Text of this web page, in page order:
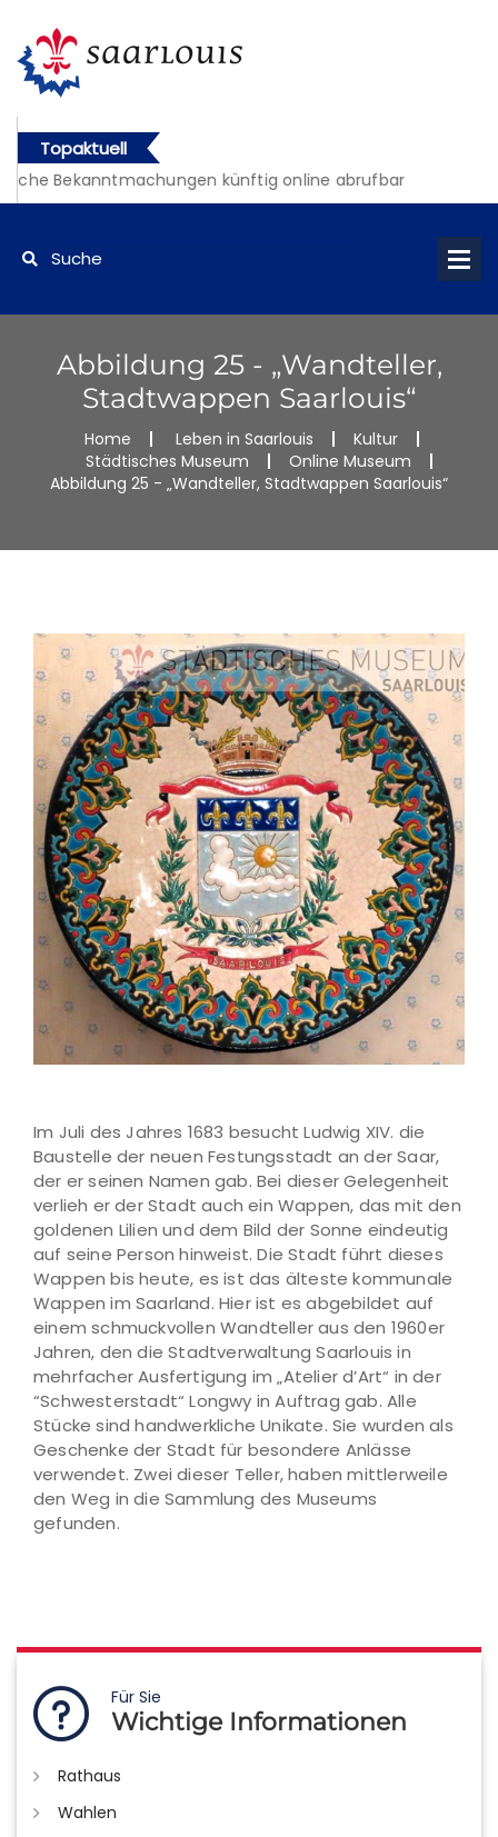
Topaktuell
Bekanntmachungen künftig online abrufbar
Abbildung 25 - „Wandteller,
Stadtwappen Saarlouis“
Home Leben in Saarlouis
Kultur
Städtisches Museum
Online Museum
Abbildung 25 - „Wandteller, Stadtwappen Saarlouis“
Im Juli des Jahres 1683 besucht Ludwig XIV. die
Baustelle der neuen Festungsstadt an der Saar,
der er seinen Namen gab. Bei dieser Gelegenheit
verlieh er der Stadt auch ein Wappen, das mit den
goldenen Lilien und dem Bild der Sonne eindeutig
auf seine Person hinweist. Die Stadt führt dieses
Wappen bis heute, es ist das älteste kommunale
Wappen im Saarland. Hier ist es abgebildet auf
einem schmuckvollen Wandteller aus den 1960er
Jahren, den die Stadtverwaltung Saarlouis in
mehrfacher Ausfertigung im „Atelier d’Art“ in der
“Schwesterstadt“ Longwy in Auftrag gab. Alle
Stücke sind handwerkliche Unikate. Sie wurden als
Geschenke der Stadt für besondere Anlässe
verwendet. Zwei dieser Teller, haben mittlerweile
den Weg in die Sammlung des Museums
gefunden.
Für Sie
Wichtige Informationen
Rathaus
Wahlen